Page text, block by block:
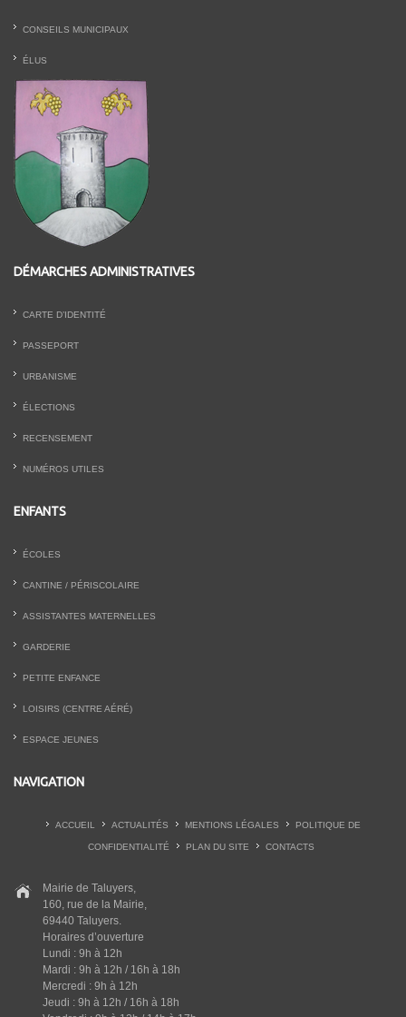
CONSEILS MUNICIPAUX
ÉLUS
DÉMARCHES ADMINISTRATIVES
CARTE D’IDENTITÉ
PASSEPORT
URBANISME
ÉLECTIONS
RECENSEMENT
NUMÉROS UTILES
ENFANTS
ÉCOLES
CANTINE / PÉRISCOLAIRE
ASSISTANTES MATERNELLES
GARDERIE
PETITE ENFANCE
LOISIRS (CENTRE AÉRÉ)
ESPACE JEUNES
NAVIGATION
ACCUEIL ACTUALITÉS MENTIONS LÉGALES POLITIQUE DE
CONFIDENTIALITÉ PLAN DU SITE CONTACTS
Mairie de Taluyers,
160, rue de la Mairie,
69440 Taluyers.
Horaires d’ouverture
Lundi : 9h à 12h
Mardi : 9h à 12h / 16h à 18h
Mercredi : 9h à 12h
Jeudi : 9h à 12h / 16h à 18h